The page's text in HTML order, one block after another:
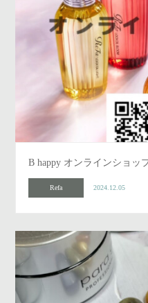
B happy オンラインショッ
Refa 2024.12.05